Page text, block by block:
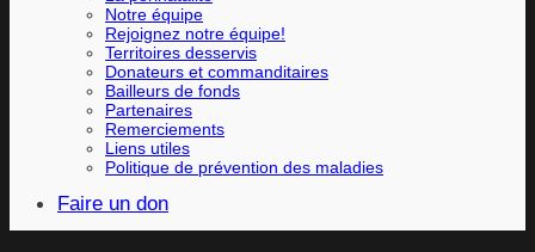
Notre équipe
Rejoignez notre équipe!
Territoires desservis
Donateurs et commanditaires
Bailleurs de fonds
Partenaires
Remerciements
Liens utiles
Politique de prévention des maladies
Faire un don